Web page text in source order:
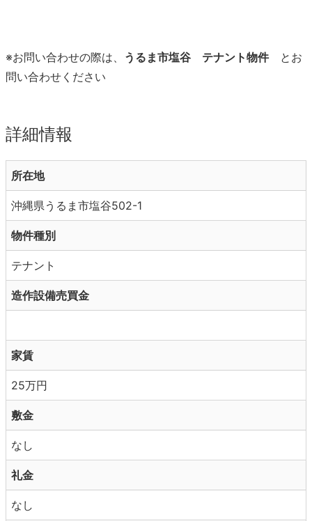
※お問い合わせの際は、 うるま市塩谷 テナント物件とお
問い合わせください
詳細情報
所在地
沖縄県うるま市塩谷502-1
物件種別
テナント
造作設備売買金
家賃
25万円
敷金
なし
礼金
なし